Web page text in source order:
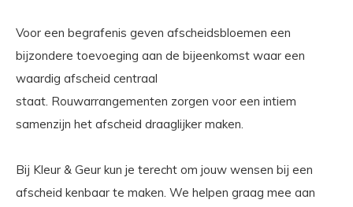
Voor een begrafenis geven afscheidsbloemen een
bijzondere toevoeging aan de bijeenkomst waar een
waardig afscheid centraal
staat. Rouwarrangementen zorgen voor een intiem
samenzijn het afscheid draaglijker maken.
Bij Kleur & Geur kun je terecht om jouw wensen bij een
afscheid kenbaar te maken. We helpen graag mee aan